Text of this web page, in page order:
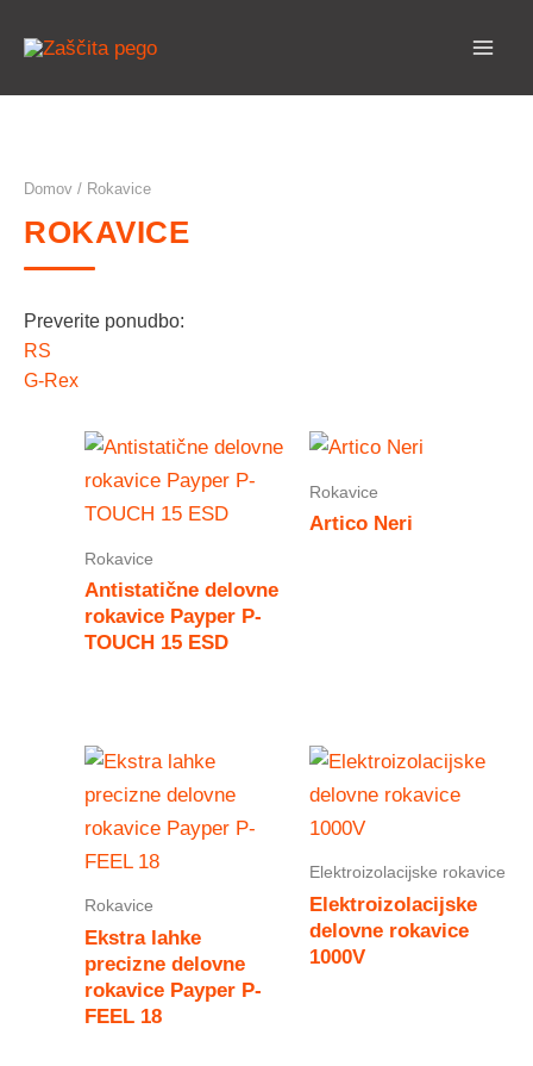
Domov / Rokavice
ROKAVICE
Preverite ponudbo:
RS
G-Rex
Rokavice
Antistatične delovne
rokavice Payper P-
TOUCH 15 ESD
Rokavice
Artico Neri
Rokavice
Ekstra lahke
precizne delovne
rokavice Payper P-
FEEL 18
Elektroizolacijske rokavice
Elektroizolacijske
delovne rokavice
1000V